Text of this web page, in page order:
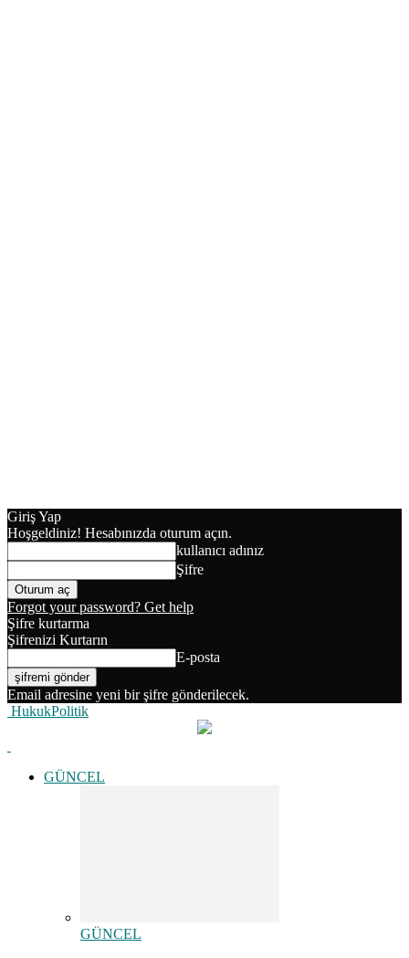
Giriş Yap
Hoşgeldiniz! Hesabınızda oturum açın.
kullanıcı adınız
Şifre
Forgot your password? Get help
Şifre kurtarma
Şifrenizi Kurtarın
E-posta
Email adresine yeni bir şifre gönderilecek.
HukukPolitik
GÜNCEL
GÜNCEL